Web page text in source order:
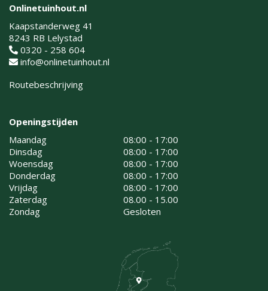
Onlinetuinhout.nl
Kaapstanderweg 41
8243 RB Lelystad
0320 - 258 604
info@onlinetuinhout.nl
Routebeschrijving
Openingstijden
Maandag
08:00 - 17:00
Dinsdag
08:00 - 17:00
Woensdag
08:00 - 17:00
Donderdag
08:00 - 17:00
Vrijdag
08:00 - 17:00
Zaterdag
08.00 - 15.00
Zondag
Gesloten